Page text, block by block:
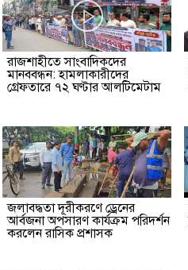
রাজশাহীতে সাংবাদিকদের
মানববন্ধন: হামলাকারীদের
গ্রেফতারে ৭২ ঘণ্টার আলটিমেটাম
জলাবদ্ধতা দূরীকরণে ড্রেনের
আর্বজনা অপসারণ কার্যক্রম পরিদর্শন
করলেন রাসিক প্রশাসক